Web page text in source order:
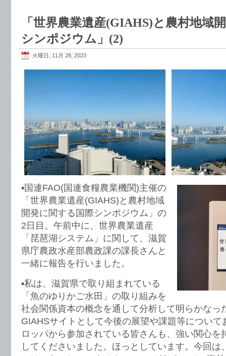
「世界農業遺産(GIAHS)と農村地域
シンポジウム」(2)
火曜日, 11月 28, 2023
▪️国連FAO(国連食糧農業機関)主催の
「世界農業遺産(GIAHS)と農村地域
開発に関する国際シンポジウム」の
2日目。午前中に、世界農業遺産
「琵琶湖システム」に関して、滋賀
県庁農政水産部農政課の課長さんと
一緒に報告を行いました。
▪️私は、滋賀県で取り組まれている
「魚のゆりかご水田」の取り組みを
社会関係資本の概念を通して分析して明らかなっ
GIAHSサイトとして今後の展望や課題等について
ロッパから参加されている皆さんも、強い関心を
してくださいました。ほっとしています。今回は